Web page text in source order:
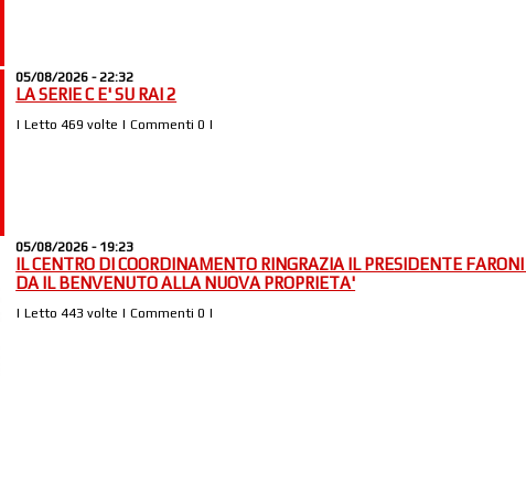
05/08/2026 - 22:32
LA SERIE C E' SU RAI 2
| Letto 469 volte | Commenti 0 |
05/08/2026 - 19:23
IL CENTRO DI COORDINAMENTO RINGRAZIA IL PRESIDENTE FARONI
DA IL BENVENUTO ALLA NUOVA PROPRIETA'
| Letto 443 volte | Commenti 0 |